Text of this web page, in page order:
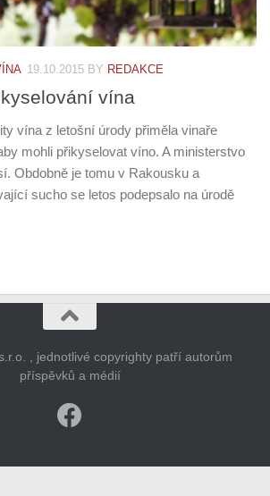
19.10.2015 BY REDAKCE
vína
vína z letošní úrody přiměla vinaře
mohli přikyselovat víno. A ministerstvo
Obdobně je tomu v Rakousku a
sucho se letos podepsalo na úrodě
, jednotlivé copyrighty patří autorům
příspěvků a médií